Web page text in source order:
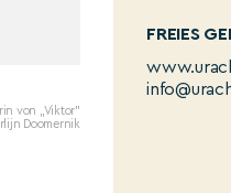
von „Viktor"
Doomernik
FREIES